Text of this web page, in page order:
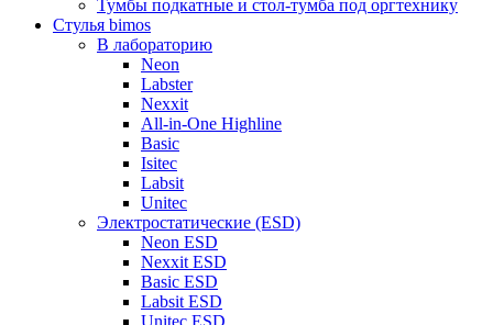
Тумбы подкатные и стол-тумба под оргтехнику
Стулья bimos
В лабораторию
Neon
Labster
Nexxit
All-in-One Highline
Basic
Isitec
Labsit
Unitec
Электростатические (ESD)
Neon ESD
Nexxit ESD
Basic ESD
Labsit ESD
Unitec ESD